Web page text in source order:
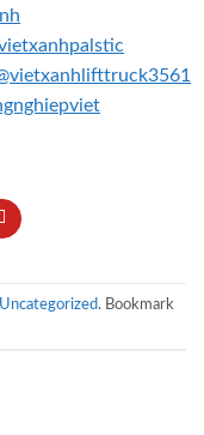
Uncategorized. Bookmark